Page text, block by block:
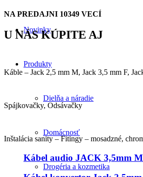
Novinky
Produkty
Dielňa a náradie
Domácnosť
Drogéria a kozmetika
NA PREDAJNI 10349 VECÍ
U NÁS KÚPITE AJ
Káble – Jack 2,5 mm M, Jack 3,5 mm F,
Spájkovačky, Odsávačky
Inštalácia sanity – Fitingy – mosadzné,
Kábel audio JACK 3,5mm